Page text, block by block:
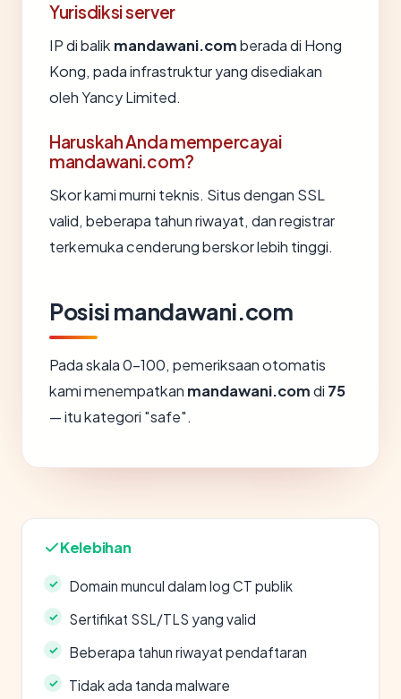
Yurisdiksi server
IP di balik mandawani.comberada di Hong
Kong, pada infrastruktur yang disediakan
oleh Yancy Limited.
Haruskah Anda mempercayai
mandawani.com?
Skor kami murni teknis. Situs dengan SSL
valid, beberapa tahun riwayat, dan registrar
terkemuka cenderung berskor lebih tinggi.
Posisi mandawani.com
Pada skala 0-100, pemeriksaan otomatis
kami menempatkan mandawani.comdi 75
— itu kategori "safe".
Kelebihan
Domain muncul dalam log CT publik
Sertifikat SSL/TLS yang valid
Beberapa tahun riwayat pendaftaran
Tidak ada tanda malware